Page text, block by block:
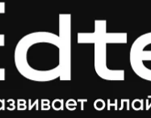
КОНКУРСЫ